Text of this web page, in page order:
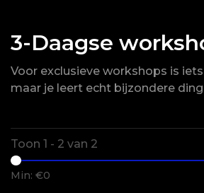
3-Daagse
Voor exclusieve workshops is
maar je leert echt bijzondere
Toon 1 - 2 van 2
Min: €0